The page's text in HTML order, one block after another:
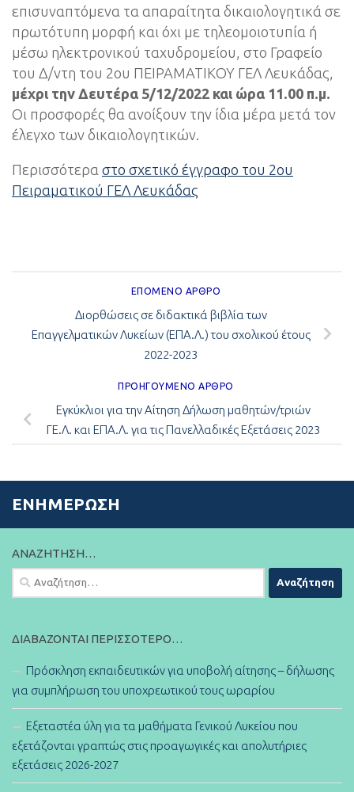
επισυναπτόμενα τα απαραίτητα δικαιολογητικά σε
πρωτότυπη μορφή και όχι με τηλεομοιοτυπία ή
μέσω ηλεκτρονικού ταχυδρομείου, στο Γραφείο
του Δ/ντη του 2ου ΠΕΙΡΑΜΑΤΙΚΟΥ ΓΕΛ Λευκάδας,
μέχρι την Δευτέρα 5/12/2022 και ώρα 11.00 π.μ.
Οι προσφορές θα ανοίξουν την ίδια μέρα μετά τον
έλεγχο των δικαιολογητικών.
Περισσότερα στο σχετικό έγγραφο του 2ου
Πειραματικού ΓΕΛ Λευκάδας
ΕΠΌΜΕΝΟ ΆΡΘΡΟ
Διορθώσεις σε διδακτικά βιβλία των
Επαγγελματικών Λυκείων (ΕΠΑ.Λ.) του σχολικού έτους
2022-2023
ΠΡΟΗΓΟΎΜΕΝΟ ΆΡΘΡΟ
Εγκύκλιοι για την Αίτηση Δήλωση μαθητών/τριών
ΓΕ.Λ. και ΕΠΑ.Λ. για τις Πανελλαδικές Εξετάσεις 2023
ΕΝΗΜΈΡΩΣΗ
ΑΝΑΖΉΤΗΣΗ…
Αναζήτηση
για:
ΔΙΑΒΆΖΟΝΤΑΙ ΠΕΡΙΣΣΌΤΕΡΟ…
Πρόσκληση εκπαιδευτικών για υποβολή αίτησης – δήλωσης
για συμπλήρωση του υποχρεωτικού τους ωραρίου
Εξεταστέα ύλη για τα μαθήματα Γενικού Λυκείου που
εξετάζονται γραπτώς στις προαγωγικές και απολυτήριες
εξετάσεις 2026-2027